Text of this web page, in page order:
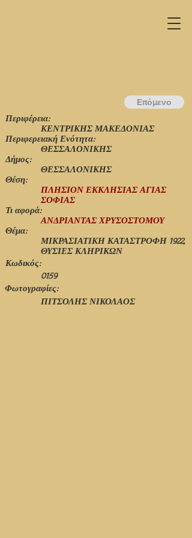
Περιφέρεια:
ΘΕΣΣΑΛΟΝΙΚΗΣ
ΚΕΝΤΡΙΚΗΣ ΜΑΚΕΔΟΝΙΑΣ
Περιφερειακή Ενότητα:
ΘΕΣΣΑΛΟΝΙΚΗΣ
Δήμος:
Θέση:
ΠΛΗΣΙΟΝ ΕΚΚΛΗΣΙΑΣ ΑΓΙΑΣ
ΣΟΦΙΑΣ
Τι αφορά:
ΑΝΔΡΙΑΝΤΑΣ ΧΡΥΣΟΣΤΟΜΟΥ
Θέμα:
ΜΙΚΡΑΣΙΑΤΙΚΗ ΚΑΤΑΣΤΡΟΦΗ 1922,
ΘΥΣΙΕΣ ΚΛΗΡΙΚΩΝ
Φωτογραφίες:
ΠΙΤΣΟΛΗΣ ΝΙΚΟΛΑΟΣ
Κωδικός:
0159
Επόμενο